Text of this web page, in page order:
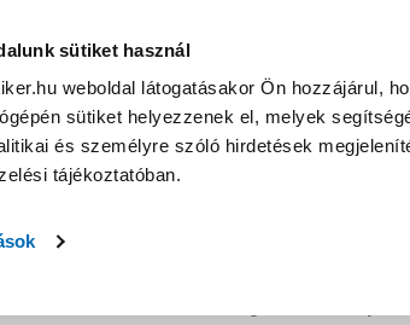
sütiket használ
weboldal látogatásakor Ön hozzájárul,
sütiket helyezzenek el, melyek
és személyre szóló hirdetések
tájékoztatóban.